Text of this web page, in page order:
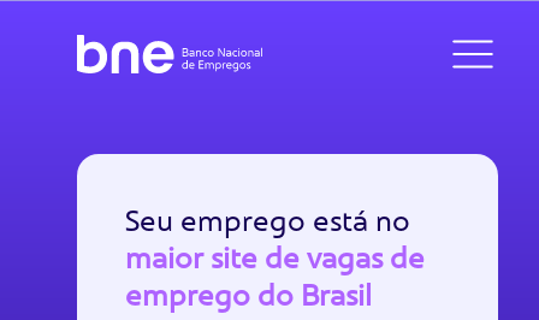
Seu emprego está no
maior site de vagas de
emprego do Brasil